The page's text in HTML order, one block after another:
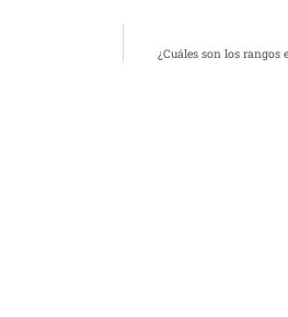
¿Cuáles son los rangos